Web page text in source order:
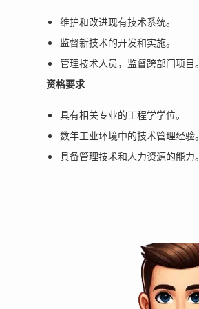
维护和改进现有技术系统。
监督新技术的开发和实施。
管理技术人员，监督跨部门项目。
资格要求
具有相关专业的工程学学位。
数年工业环境中的技术管理经验。
具备管理技术和人力资源的能力。